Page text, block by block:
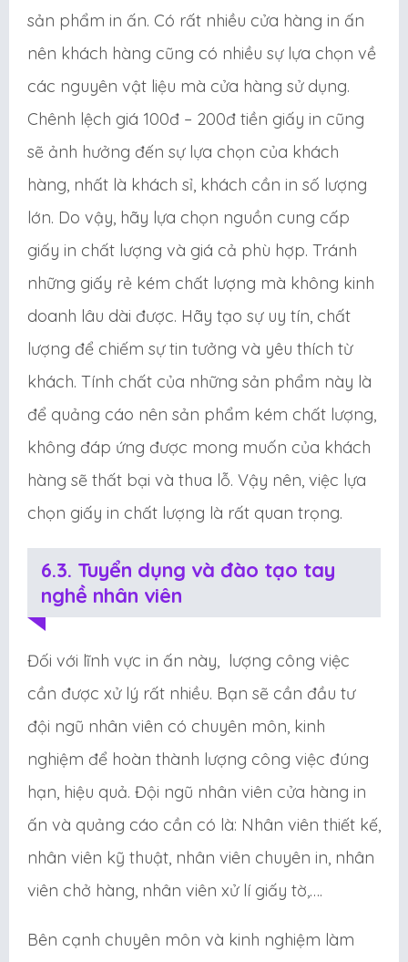
sản phẩm in ấn. Có rất nhiều cửa hàng in ấn
nên khách hàng cũng có nhiều sự lựa chọn về
các nguyên vật liệu mà cửa hàng sử dụng.
Chênh lệch giá 100đ – 200đ tiền giấy in cũng
sẽ ảnh hưởng đến sự lựa chọn của khách
hàng, nhất là khách sỉ, khách cần in số lượng
lớn. Do vậy, hãy lựa chọn nguồn cung cấp
giấy in chất lượng và giá cả phù hợp. Tránh
những giấy rẻ kém chất lượng mà không kinh
doanh lâu dài được. Hãy tạo sự uy tín, chất
lượng để chiếm sự tin tưởng và yêu thích từ
khách. Tính chất của những sản phẩm này là
để quảng cáo nên sản phẩm kém chất lượng,
không đáp ứng được mong muốn của khách
hàng sẽ thất bại và thua lỗ. Vậy nên, việc lựa
chọn giấy in chất lượng là rất quan trọng.
6.3. Tuyển dụng và đào tạo tay
nghề nhân viên
Đối với lĩnh vực in ấn này, lượng công việc
cần được xử lý rất nhiều. Bạn sẽ cần đầu tư
đội ngũ nhân viên có chuyên môn, kinh
nghiệm để hoàn thành lượng công việc đúng
hạn, hiệu quả. Đội ngũ nhân viên cửa hàng in
ấn và quảng cáo cần có là: Nhân viên thiết kế,
nhân viên kỹ thuật, nhân viên chuyên in, nhân
viên chở hàng, nhân viên xử lí giấy tờ,….
Bên cạnh chuyên môn và kinh nghiệm làm